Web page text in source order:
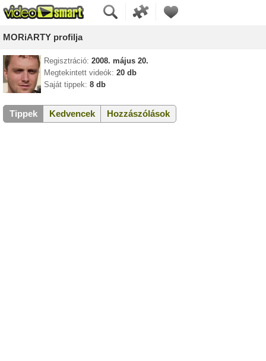
MORiARTY profilja
Regisztráció: 2008. május 20.
Megtekintett videók: 20 db
Saját tippek: 8 db
Tippek Kedvencek Hozzászólások